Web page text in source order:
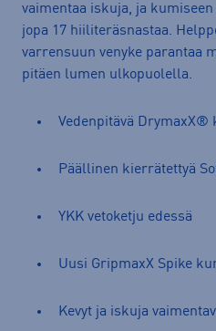
vaimentaa iskuja, ja
jopa 17 hiiliteräsnastaa.
varrensuun venyke parantaa
pitäen lumen ulkopuolella.
Vedenpitävä DrymaxX®
Päällinen kierrätettyä
YKK vetoketju edessä
Uusi GripmaxX Spike
Kevyt ja iskuja